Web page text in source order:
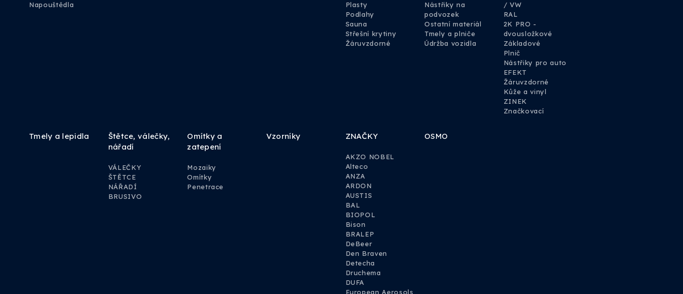
Napouštědla
Plasty
Podlahy
Sauna
Střešní krytiny
Žáruvzdorné
Nástřiky na
podvozek
Ostatní materiál
Tmely a plniče
Údržba vozidla
/ VW
RAL
2K PRO -
dvousložkové
Základové
Plnič
Nástřiky pro auto
EFEKT
Žáruvzdorné
Kůže a vinyl
ZINEK
Značkovací
Tmely a lepidla
Štětce, válečky,
nářadí
VÁLEČKY
ŠTĚTCE
NÁŘADÍ
BRUSIVO
Omítky a
zatepení
Mozaiky
Omítky
Penetrace
Vzorníky ZNAČKY
AKZO NOBEL
Alteco
ANZA
ARDON
AUSTIS
BAL
BIOPOL
Bison
BRALEP
DeBeer
Den Braven
Detecha
Druchema
DUFA
European Aerosols
OSMO